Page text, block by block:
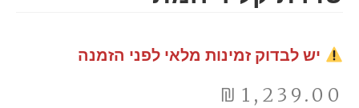
יש לבדוק זמינות מלאי לפני הזמנה
₪ 1,239.00